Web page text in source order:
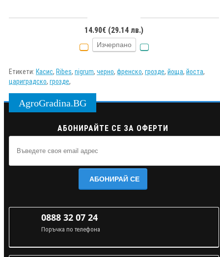
14.90€ (29.14 лв.)
Изчерпано
Етикети: Касис, Ribes, nigrum, черно, френско, грозде, йоща, йоста,
цариградско, грозде,
AgroGradina.BG
АБОНИРАЙТЕ СЕ ЗА ОФЕРТИ
АБОНИРАЙ СЕ
0888 32 07 24
Поръчка по телефона